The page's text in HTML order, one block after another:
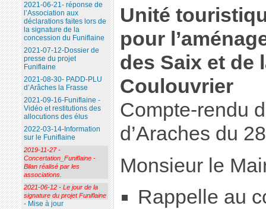
Unité
pour
des Saix et de
Coulouvrier
Compte-rendu
d’Araches du
Monsieur le
Rappelle au
2021-06-21- réponse de
l’Association aux
déclarations faites lors de
la signature de la
concession du Funiflaine
2021-07-12-Dossier de
presse du projet
Funiflaine
2021-08-30- PADD-PLU
d’Arâches la Frasse
2021-09-16-Funiflaine -
Vidéo et restitutions des
allocutions des élus
2022-03-14-Information
sur le Funiflaine
2019-11-27 -
Concertation_Funiflaine -
Bilan réalisé par les
associations.
2021-06-12 - Le jour de la
signature du projet Funiflaine
- Mise à jour